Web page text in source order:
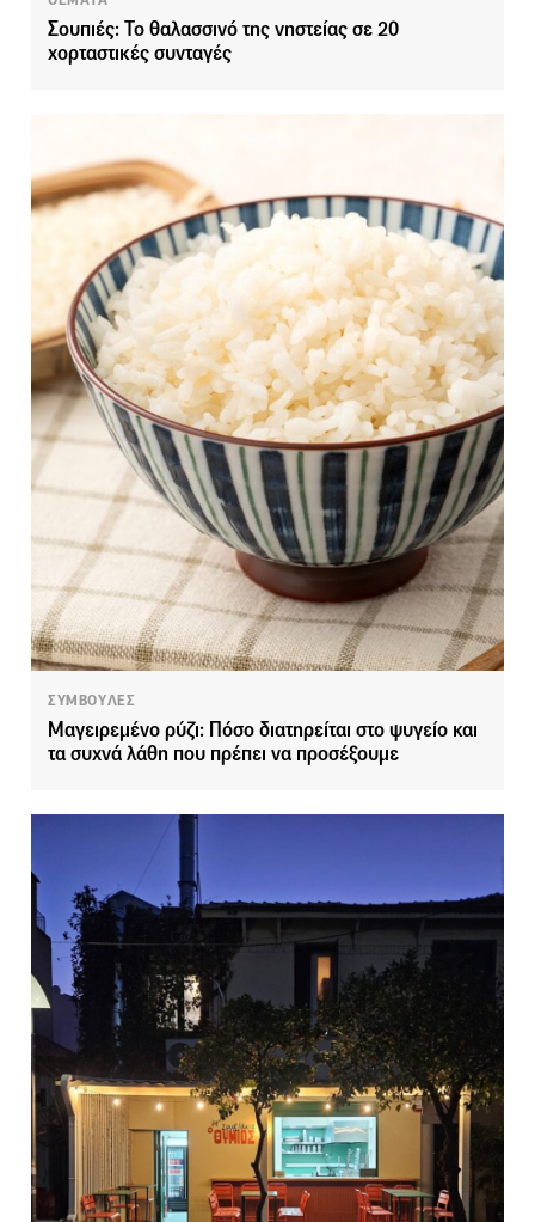
Σουπιές: Το θαλασσινό της νηστείας σε 20
χορταστικές συνταγές
ΣΥΜΒΟΥΛΕΣ
Μαγειρεμένο ρύζι: Πόσο διατηρείται στο ψυγείο και
τα συχνά λάθη που πρέπει να προσέξουμε